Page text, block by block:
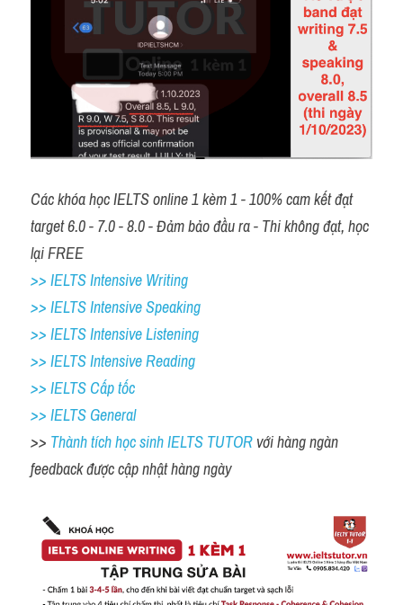
Các khóa học IELTS online 1 kèm 1 - 100% cam kết đạt
target 6.0 - 7.0 - 8.0 - Đảm bảo đầu ra - Thi không đạt, học
lại FREE
>> IELTS Intensive Writing
>> IELTS Intensive Speaking
>> IELTS Intensive Listening
>> IELTS Intensive Reading
>> IELTS Cấp tốc
>> IELTS General
>> Thành tích học sinh IELTS TUTOR với hàng ngàn
feedback được cập nhật hàng ngày